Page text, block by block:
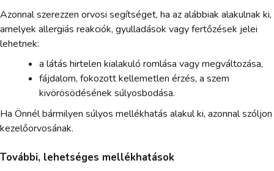
Azonnal szerezzen orvosi segítséget, ha az alábbiak alakulnak ki,
amelyek allergiás reakciók, gyulladások vagy fertőzések jelei
lehetnek:
a látás hirtelen kialakuló romlása vagy megváltozása,
fájdalom, fokozott kellemetlen érzés, a szem
kivörösödésének súlyosbodása.
Ha Önnél bármilyen súlyos mellékhatás alakul ki, azonnal szóljon
kezelőorvosának.
További, lehetséges mellékhatások